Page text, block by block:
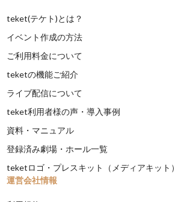
teket(テケト)とは？
イベント作成の方法
ご利用料金について
teketの機能ご紹介
ライブ配信について
teket利用者様の声・導入事例
資料・マニュアル
登録済み劇場・ホール一覧
teketロゴ・プレスキット（メディアキット）
運営会社情報